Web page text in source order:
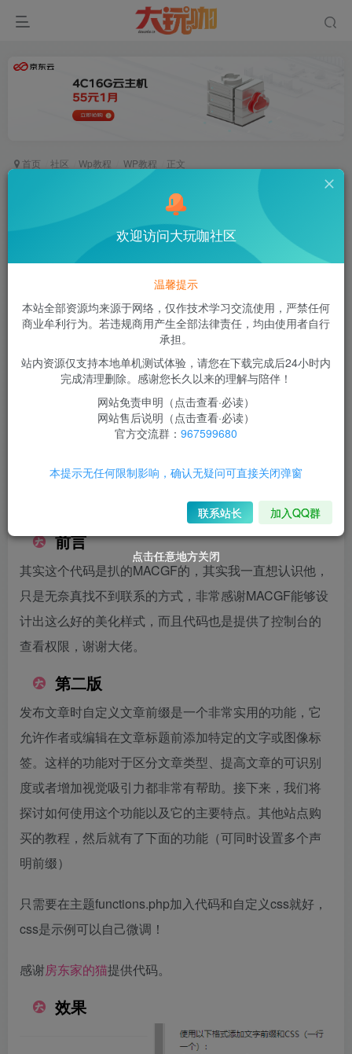
首页 社区 Wp教程 WP教程 正文
给子比列表文章的标题前添加一个可自定义文章前
缀申明的美化代码(更新，适配移动端)
2年前发布 219次阅读
关注 私信
该帖子部分内容已隐藏
￥6.6
限时超会玩￥3 永久超会玩
登录购买
前言
其实这个代码是扒的MACGF的，其实我一直想认识他，
只是无奈真找不到联系的方式，非常感谢MACGF能够设
计出这么好的美化样式，而且代码也是提供了控制台的
查看权限，谢谢大佬。
第二版
发布文章时自定义文章前缀是一个非常实用的功能，它
允许作者或编辑在文章标题前添加特定的文字或图像标
签。这样的功能对于区分文章类型、提高文章的可识别
度或者增加视觉吸引力都非常有帮助。接下来，我们将
探讨如何使用这个功能以及它的主要特点。其他站点购
买的教程，然后就有了下面的功能（可同时设置多个声
明前缀）
只需要在主题functions.php加入代码和自定义css就好，
css是示例可以自己微调！
感谢房东家的猫提供代码。
效果
点击任意地方关闭
点击任意地方关闭
点击任意地方关闭
欢迎访问大玩咖社区
温馨提示
本站全部资源均来源于网络，仅作技术学习交流使用，严禁任何
商业牟利行为。若违规商用产生全部法律责任，均由使用者自行
承担。
站内资源仅支持本地单机测试体验，请您在下载完成后24小时内
完成清理删除。感谢您长久以来的理解与陪伴！
网站免责申明（点击查看·必读）
网站售后说明（点击查看·必读）
官方交流群： 967599680
本提示无任何限制影响，确认无疑问可直接关闭弹窗
联系站长 加入QQ群